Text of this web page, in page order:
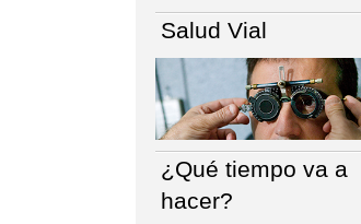
Salud Vial
¿Qué tiempo va a
hacer?